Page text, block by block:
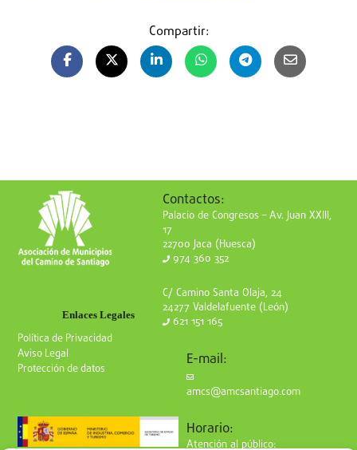
Compartir:
Enlaces Legales
Política de Privacidad
Aviso Legal
Protección de datos
Contactos:
Palacio de Congresos – Av. Juan XXIII,
17
22700 Jaca (Huesca)
974 360 352
C/ Camino Santa Olaja, 24
24277 Valdelafuente (León)
621 151 165
E-mail:
amcs@amcsantiago.com
Horario:
Atención al público: